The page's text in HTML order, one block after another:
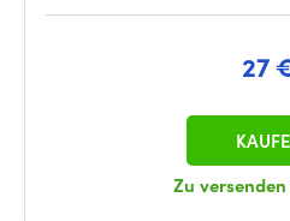
27
Zu versenden